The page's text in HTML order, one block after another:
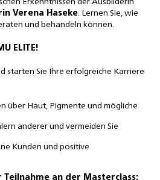
Erkenntnissen der Ausbilderin
Verena Haseke. Lernen Sie, wie
und behandeln können.
ELITE!
starten Sie Ihre erfolgreiche Karriere
über Haut, Pigmente und mögliche
anderer und vermeiden Sie
Kunden und positive
an der Masterclass: